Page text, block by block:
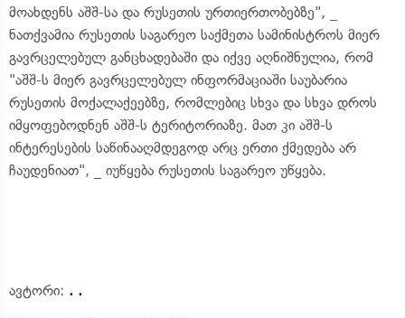
მოახდენს აშშ-სა და რუსეთის ურთიერთობებზე", _
ნათქვამია რუსეთის საგარეო საქმეთა სამინისტროს მიერ
გავრცელებულ განცხადებაში და იქვე აღნიშნულია, რომ
"აშშ-ს მიერ გავრცელებულ ინფორმაციაში საუბარია
რუსეთის მოქალაქეებზე, რომლებიც სხვა და სხვა დროს
იმყოფებოდნენ აშშ-ს ტერიტორიაზე. მათ კი აშშ-ს
ინტერესების საწინააღმდეგოდ არც ერთი ქმედება არ
ჩაუდენიათ", _ იუწყება რუსეთის საგარეო უწყება.
ავტორი: . .